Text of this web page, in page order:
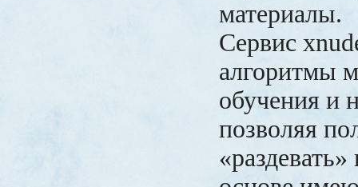
материалы.
Сервис
алгоритмы
обучения и
позволяя